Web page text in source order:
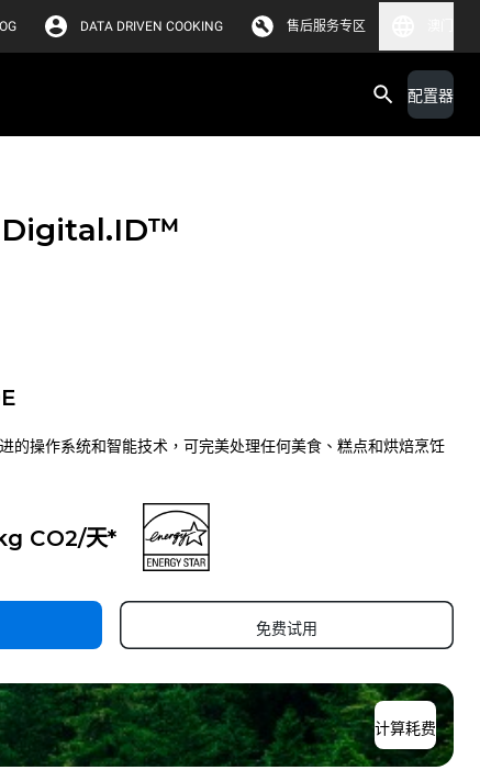
DATA DRIVEN COOKING 售后服务专区
配置器
Digital.ID™
的操作系统和智能技术，可完美处理任何美食、糕点和烘焙烹饪
CO2/天*
免费试用
计算耗费